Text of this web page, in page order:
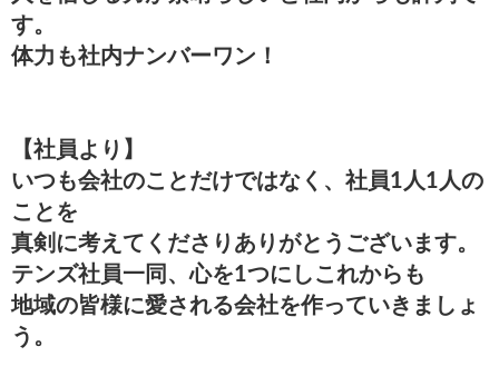
す。
体力も社内ナンバーワン！
【社員より】
いつも会社のことだけではなく、社員1人1人の
ことを
真剣に考えてくださりありがとうございます。
テンズ社員一同、心を1つにしこれからも
地域の皆様に愛される会社を作っていきましょ
う。